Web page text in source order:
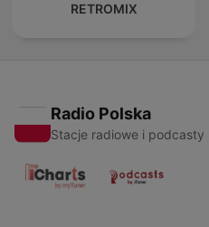
RETROMIX
Radio Polska
Stacje radiowe i podcasty